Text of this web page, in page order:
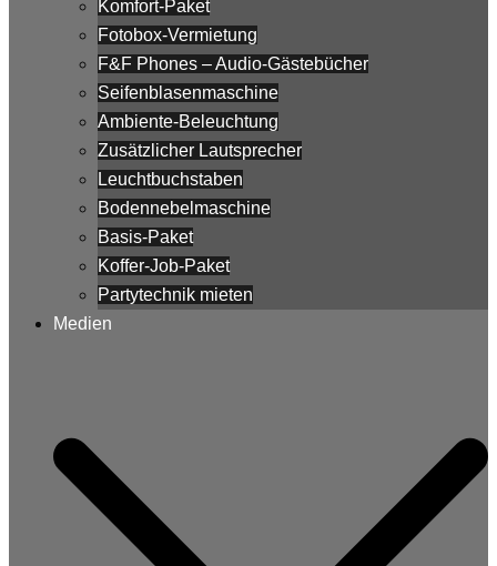
Komfort-Paket
Fotobox-Vermietung
F&F Phones – Audio-Gästebücher
Seifenblasenmaschine
Ambiente-Beleuchtung
Zusätzlicher Lautsprecher
Leuchtbuchstaben
Bodennebelmaschine
Basis-Paket
Koffer-Job-Paket
Partytechnik mieten
Medien